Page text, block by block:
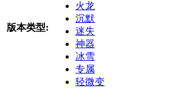
版本类型:
火龙
沉默
迷失
神器
冰雪
专属
轻微变